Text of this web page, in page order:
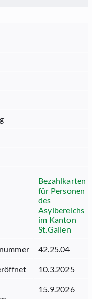
Bezahlkarten
für Personen
des
Asylbereichs
im Kanton
St.Gallen
42.25.04
10.3.2025
15.9.2026